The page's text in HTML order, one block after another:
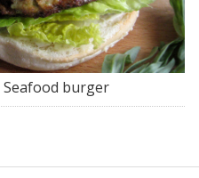
Seafood burger